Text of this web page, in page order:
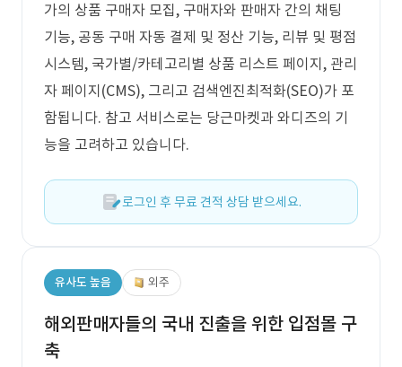
가의 상품 구매자 모집, 구매자와 판매자 간의 채팅
기능, 공동 구매 자동 결제 및 정산 기능, 리뷰 및 평점
시스템, 국가별/카테고리별 상품 리스트 페이지, 관리
자 페이지(CMS), 그리고 검색엔진최적화(SEO)가 포
함됩니다. 참고 서비스로는 당근마켓과 와디즈의 기
능을 고려하고 있습니다.
로그인 후 무료 견적 상담 받으세요.
유사도 높음 외주
해외판매자들의 국내 진출을 위한 입점몰 구
축